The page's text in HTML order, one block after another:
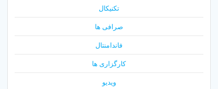
تکنیکال
صرافی ها
فاندامنتال
کارگزاری ها
ویدیو